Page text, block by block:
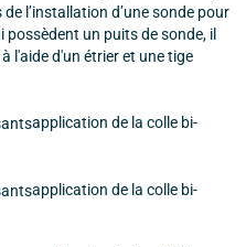
l’installation d’une sonde pour
un puits de sonde, il
l'aide d'un étrier et une tige
application de la colle bi-
application de la colle bi-